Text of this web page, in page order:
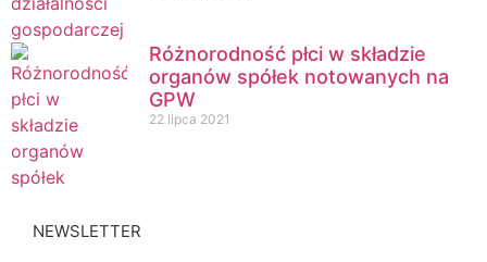
Różnorodność płci w składzie
organów spółek notowanych na
GPW
22 lipca 2021
NEWSLETTER